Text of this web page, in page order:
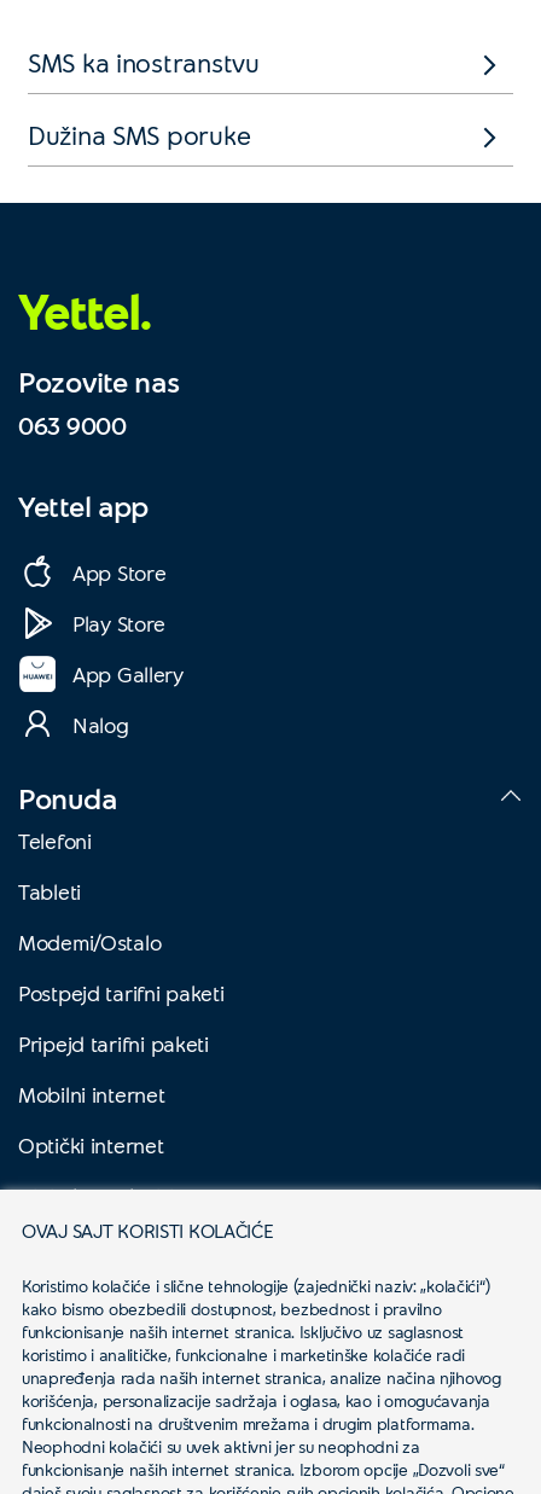
OVAJ SAJT KORISTI KOLAČIĆE
Koristimo kolačiće i slične tehnologije (zajednički naziv: „kolačići“)
kako bismo obezbedili dostupnost, bezbednost i pravilno
funkcionisanje naših internet stranica. Isključivo uz saglasnost
koristimo i analitičke, funkcionalne i marketinške kolačiće radi
unapređenja rada naših internet stranica, analize načina njihovog
korišćenja, personalizacije sadržaja i oglasa, kao i omogućavanja
funkcionalnosti na društvenim mrežama i drugim platformama.
Neophodni kolačići su uvek aktivni jer su neophodni za
funkcionisanje naših internet stranica. Izborom opcije „Dozvoli sve“
SMS ka inostranstvu
Dužina SMS poruke
Yettel.
Pozovite nas
063 9000
Yettel app
App Store
Play Store
App Gallery
Nalog
Ponuda
Telefoni
Tableti
Modemi/Ostalo
Postpejd tarifni paketi
Pripejd tarifni paketi
Mobilni internet
Optički internet
Digitalna Televizija
Yettel Sve
Biznis korisnici
Aktuelno
Usluge